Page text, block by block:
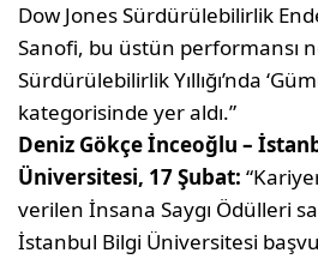
Dow Jones Sürdürülebilirlik
Sanofi, bu üstün performansı
Sürdürülebilirlik Yıllığı’nda
kategorisinde yer aldı.”
Deniz Gökçe İnceoğlu –
Üniversitesi, 17 Şubat:
verilen İnsana Saygı Ödülleri
İstanbul Bilgi Üniversitesi